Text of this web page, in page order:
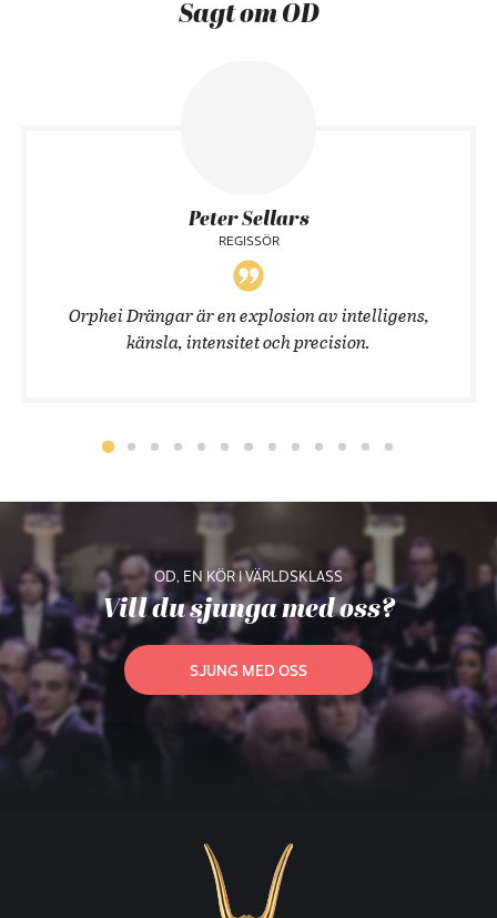
Sagt om OD
Peter Sellars
REGISSÖR
Orphei Drängar är en explosion av intelligens,
känsla, intensitet och precision.
OD, EN KÖR I VÄRLDSKLASS
Vill du sjunga med oss?
SJUNG MED OSS